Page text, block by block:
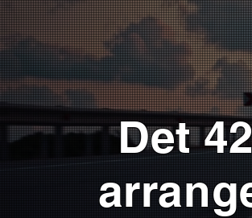
Det